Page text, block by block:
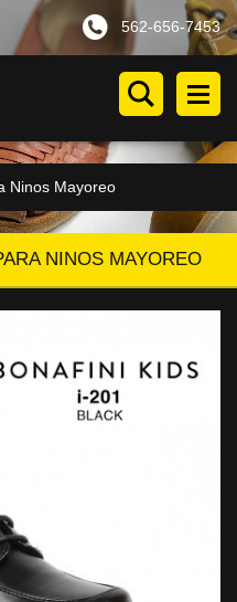
562-656-7453
Ninos Mayoreo
NINOS MAYOREO